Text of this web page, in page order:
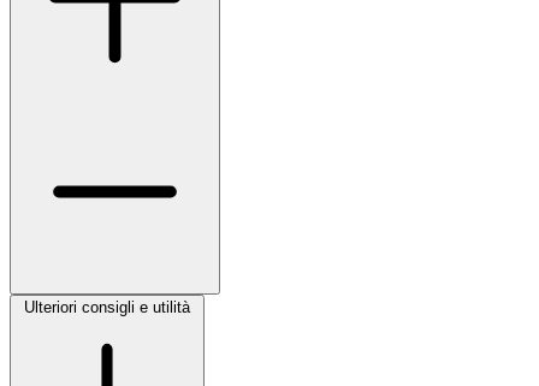
Ulteriori consigli e utilità